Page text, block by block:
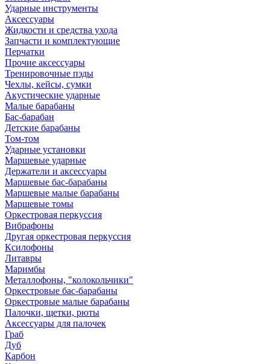
Ударные инструменты
Аксессуары
Жидкости и средства ухода
Запчасти и комплектующие
Перчатки
Прочие аксессуары
Тренировочные пэды
Чехлы, кейсы, сумки
Акустические ударные
Mалые барабаны
Бас-барабан
Детские барабаны
Том-том
Ударные установки
Маршевые ударные
Держатели и аксессуары
Маршевые бас-барабаны
Маршевые малые барабаны
Маршевые томы
Оркестровая перкуссия
Вибрафоны
Другая оркестровая перкуссия
Ксилофоны
Литавры
Маримбы
Металлофоны, "колокольчики"
Оркестровые бас-барабаны
Оркестровые малые барабаны
Палочки, щетки, рюты
Аксессуары для палочек
Граб
Дуб
Карбон